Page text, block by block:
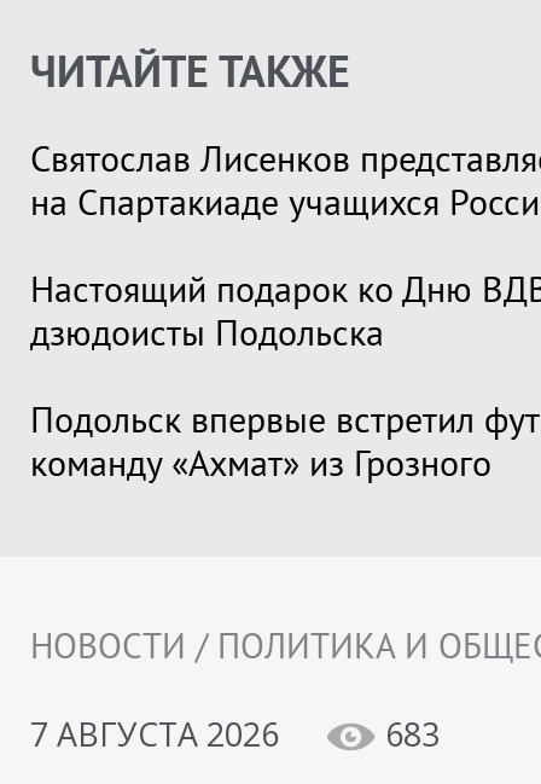
ЧИТАЙТЕ ТАКЖЕ
Святослав Лисенков
на Спартакиаде учащихся
Настоящий подарок ко Дню
дзюдоисты Подольска
Подольск впервые встретил
команду «Ахмат» из Грозного
НОВОСТИ / ПОЛИТИКА И
7 АВГУСТА 2026
683